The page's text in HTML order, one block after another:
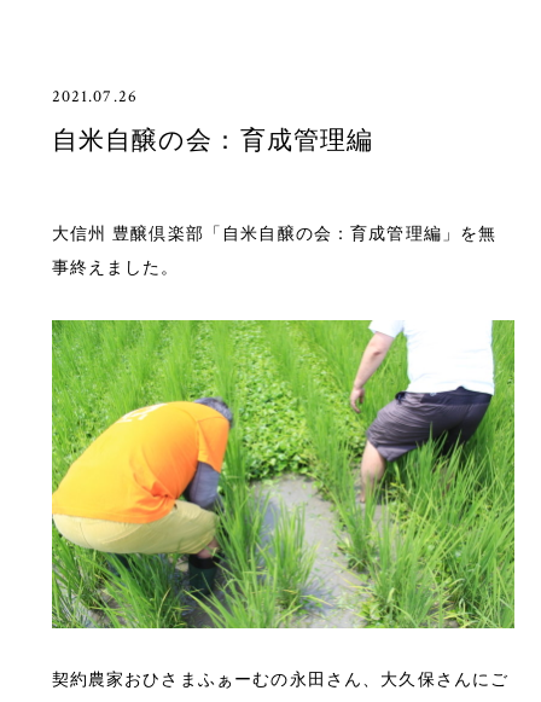
2021.07.26
自米自醸の会：育成管理編
大信州 豊醸倶楽部「自米自醸の会：育成管理編」を無
事終えました。
契約農家おひさまふぁーむの永田さん、大久保さんにご